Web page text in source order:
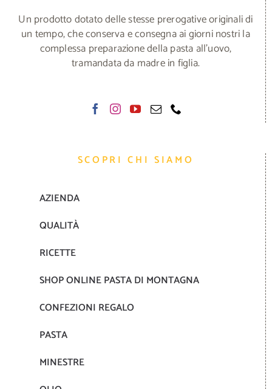
Un prodotto dotato delle stesse prerogative originali di
un tempo, che conserva e consegna ai giorni nostri la
complessa preparazione della pasta all’uovo,
tramandata da madre in figlia.
SCOPRI CHI SIAMO
AZIENDA
QUALITÀ
RICETTE
SHOP ONLINE PASTA DI MONTAGNA
CONFEZIONI REGALO
PASTA
MINESTRE